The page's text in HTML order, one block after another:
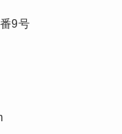
9号